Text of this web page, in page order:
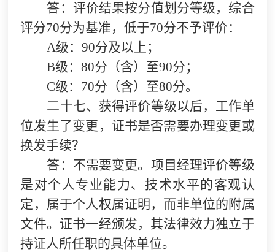
答：评价结果按分值划分等级，综合
评分70分为基准，低于70分不予评价：
A级：90分及以上；
B级：80分（含）至90分；
C级：70分（含）至80分。
二十七、获得评价等级以后，工作单
位发生了变更，证书是否需要办理变更或
换发手续？
答：不需要变更。项目经理评价等级
是对个人专业能力、技术水平的客观认
定，属于个人权属证明，而非单位的附属
文件。证书一经颁发，其法律效力独立于
持证人所任职的具体单位。